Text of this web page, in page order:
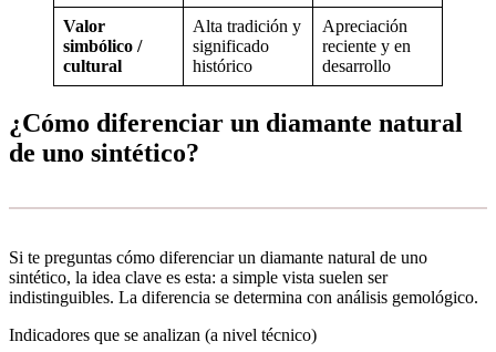
Valor
simbólico /
cultural
Alta tradición y
significado
histórico
Apreciación
reciente y en
desarrollo
¿Cómo diferenciar un diamante natural
de uno sintético?
Si te preguntas cómo diferenciar un diamante natural de uno
sintético, la idea clave es esta: a simple vista suelen ser
indistinguibles. La diferencia se determina con análisis gemológico.
Indicadores que se analizan (a nivel técnico)